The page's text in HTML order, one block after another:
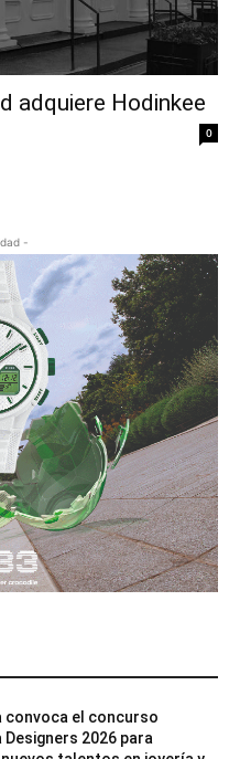
adquiere Hodinkee
0
-
convoca el concurso
Designers 2026 para